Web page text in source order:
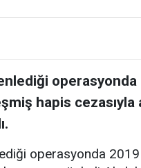
operasyonda
hapis
operasyonda 2019